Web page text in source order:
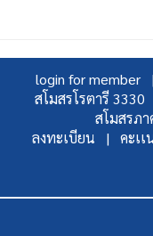
login for member |
สโมสรโรตารี
สโมสรภ
ลงทะเบียน |
คะเ